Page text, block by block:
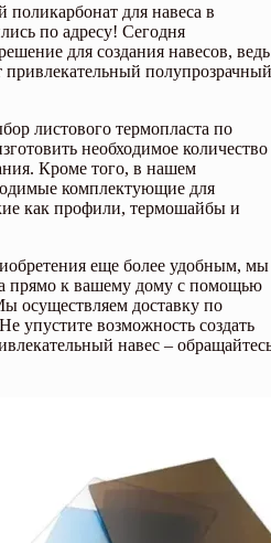
поликарбонат для навеса в
по адресу! Сегодня
для создания навесов, ведь
полупрозрачный
листового термопласта по
необходимое количество
Кроме того, в нашем
комплектующие для
как профили, термошайбы и
еще более удобным, мы
прямо к вашему дому с помощью
осуществляем доставку по
упустите возможность создать
навес –